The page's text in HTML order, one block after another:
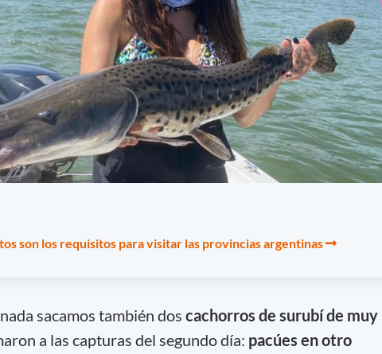
son los requisitos para visitar las provincias argentinas
sacamos también dos cachorros de surubí de muy
a las capturas del segundo día: pacúes en otro